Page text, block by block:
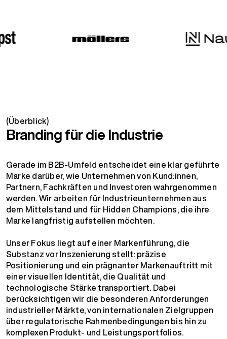
(Überblick)
Branding für die Industrie
Gerade im B2B-Umfeld entscheidet eine klar geführte
Marke darüber, wie Unternehmen von Kund:innen,
Partnern, Fachkräften und Investoren wahrgenommen
werden. Wir arbeiten für Industrieunternehmen aus
dem Mittelstand und für Hidden Champions, die ihre
Marke langfristig aufstellen möchten.
Unser Fokus liegt auf einer Markenführung, die
Substanz vor Inszenierung stellt: präzise
Positionierung und ein prägnanter Markenauftritt mit
einer visuellen Identität, die Qualität und
technologische Stärke transportiert. Dabei
berücksichtigen wir die besonderen Anforderungen
industrieller Märkte, von internationalen Zielgruppen
über regulatorische Rahmenbedingungen bis hin zu
komplexen Produkt- und Leistungsportfolios.